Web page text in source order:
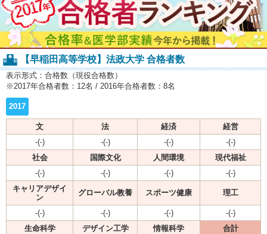
【早稲田高等学校】法政大学 合格者数
表示形式：合格数（現役合格数）
※2017年合格者数：12名 / 2016年合格者数：8名
2017
文 法 経済
経営
-(-)
-(-) -(-)
-(-)
社会
国際文化 人間環境
現代福祉
-(-)
-(-) -(-)
-(-)
キャリアデザイ
ン
グローバル教養 スポーツ健康 理工
-(-) -(-) -(-)
-(-)
生命科学
デザイン工学 情報科学
合計